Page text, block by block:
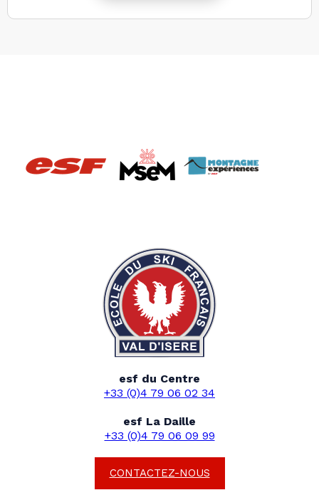
esf du Centre
+33 (0)4 79 06 02 34
esf La Daille
+33 (0)4 79 06 09 99
CONTACTEZ-NOUS